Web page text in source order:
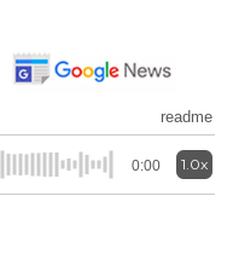
readme
0:00 1.0x